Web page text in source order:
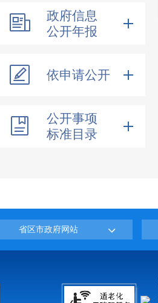
政府信息
公开年报
依申请公开
公开事项
标准目录
省区市政府网站